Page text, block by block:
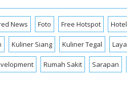
News Foto Free Hotspot
Kuliner Siang Kuliner Tegal
Rumah Sakit Sarapan